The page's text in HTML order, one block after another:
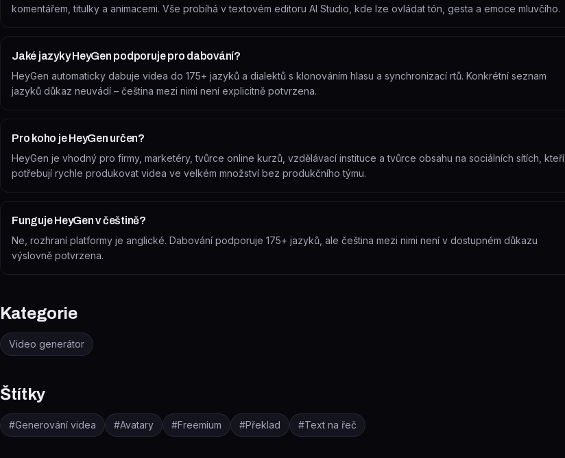
komentářem, titulky a animacemi. Vše probíhá v textovém editoru AI Studio, kde lze ovládat tón, gesta a emoce mluvčího.
Jaké jazyky HeyGen podporuje pro dabování?
HeyGen automaticky dabuje videa do 175+ jazyků a dialektů s klonováním hlasu a synchronizací rtů. Konkrétní seznam
jazyků důkaz neuvádí – čeština mezi nimi není explicitně potvrzena.
Pro koho je HeyGen určen?
HeyGen je vhodný pro firmy, marketéry, tvůrce online kurzů, vzdělávací instituce a tvůrce obsahu na sociálních sítích, kteří
potřebují rychle produkovat videa ve velkém množství bez produkčního týmu.
Funguje HeyGen v češtině?
Ne, rozhraní platformy je anglické. Dabování podporuje 175+ jazyků, ale čeština mezi nimi není v dostupném důkazu
výslovně potvrzena.
Kategorie
Video generátor
Štítky
#Generování videa #Avatary #Freemium #Překlad #Text na řeč